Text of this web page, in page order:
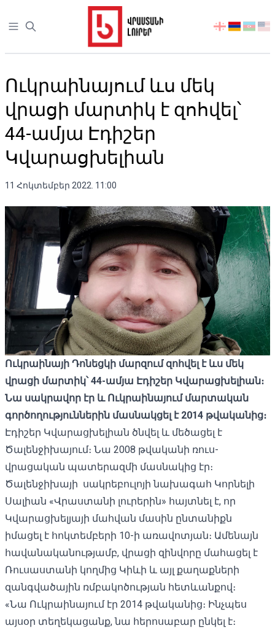
Open sidebar
აირჩიეთ
Ուկրաինայում ևս մեկ
վրացի մարտիկ է զոհվել՝
44-ամյա Էդիշեր
Կվարացխելիան
11 Հոկտեմբեր 2022. 11:00
Ուկրաինայի Դոնեցկի մարզում զոհվել է ևս մեկ
վրացի մարտիկ՝ 44-ամյա Էդիշեր Կվարացխելիան։
Նա սակրավոր էր և Ուկրաինայում մարտական
գործողություններին մասնակցել է 2014 թվականից։
Էդիշեր Կվարացխելիան ծնվել և մեծացել է
Ծալենջիխայում։ Նա 2008 թվականի ռուս-
վրացական պատերազմի մասնակից էր։
Ծալենջիխայի սակրեբուլոյի նախագահ Կորնելի
Սալիան «Վրաստանի լուրերին» հայտնել է, որ
Կվարացխելյայի մահվան մասին ընտանիքն
իմացել է հոկտեմբերի 10-ի առավոտյան։ Ամենայն
հավանականությամբ, վրացի զինվորը մահացել է
Ռուսաստանի կողմից Կիևի և այլ քաղաքների
զանգվածային ռմբակոծության հետևանքով։
«Նա Ուկրաինայում էր 2014 թվականից։ Ինչպես
այսօր տեղեկացանք, նա հերոսաբար ընկել է։